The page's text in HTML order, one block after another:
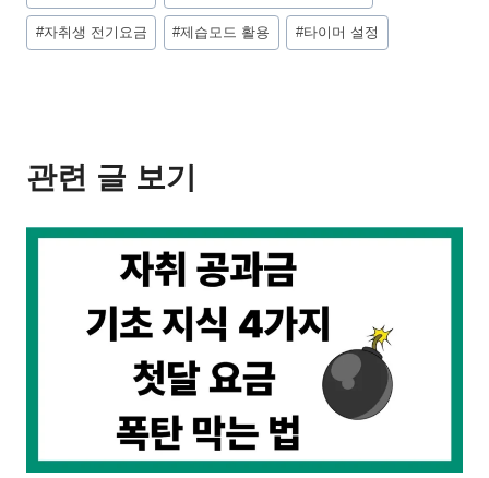
#자취생 전기요금 #제습모드 활용 #타이머 설정
관련 글 보기